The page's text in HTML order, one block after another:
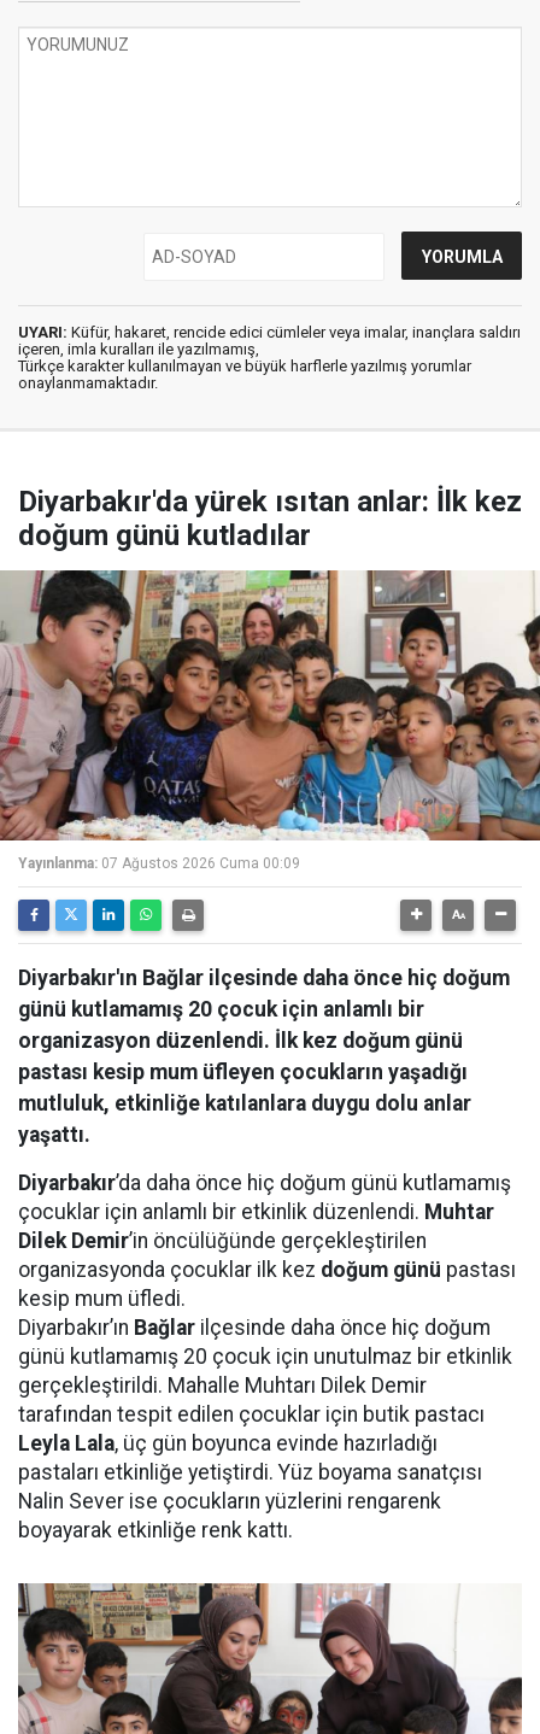
UYARI: Küfür, hakaret, rencide edici cümleler veya imalar, inançlara saldırı
içeren, imla kuralları ile yazılmamış,
Türkçe karakter kullanılmayan ve büyük harflerle yazılmış yorumlar
onaylanmamaktadır.
Diyarbakır'da yürek ısıtan anlar: İlk kez
doğum günü kutladılar
Yayınlanma: 07 Ağustos 2026 Cuma 00:09
Diyarbakır'ın Bağlar ilçesinde daha önce hiç doğum
günü kutlamamış 20 çocuk için anlamlı bir
organizasyon düzenlendi. İlk kez doğum günü
pastası kesip mum üfleyen çocukların yaşadığı
mutluluk, etkinliğe katılanlara duygu dolu anlar
yaşattı.
Diyarbakır’da daha önce hiç doğum günü kutlamamış
çocuklar için anlamlı bir etkinlik düzenlendi. Muhtar
Dilek Demir’in öncülüğünde gerçekleştirilen
organizasyonda çocuklar ilk kez doğum günü pastası
kesip mum üfledi.
Diyarbakır’ın Bağlar ilçesinde daha önce hiç doğum
günü kutlamamış 20 çocuk için unutulmaz bir etkinlik
gerçekleştirildi. Mahalle Muhtarı Dilek Demir
tarafından tespit edilen çocuklar için butik pastacı
Leyla Lala, üç gün boyunca evinde hazırladığı
pastaları etkinliğe yetiştirdi. Yüz boyama sanatçısı
Nalin Sever ise çocukların yüzlerini rengarenk
boyayarak etkinliğe renk kattı.